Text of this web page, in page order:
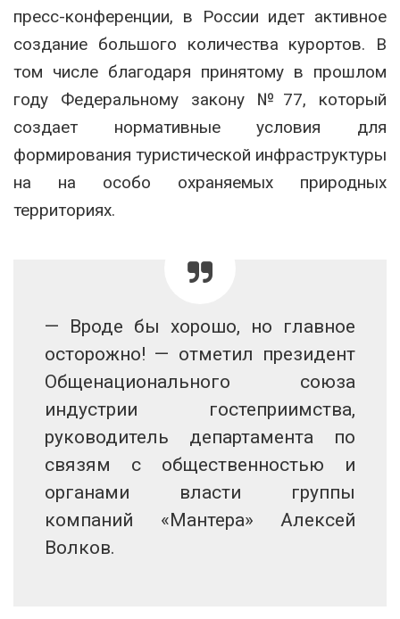
пресс-конференции, в России идет активное
создание большого количества курортов. В
том числе благодаря принятому в прошлом
году Федеральному закону №77, который
создает нормативные условия для
формирования туристической инфраструктуры
на на особо охраняемых природных
территориях.
— Вроде бы хорошо, но главное
осторожно! — отметил президент
Общенационального союза
индустрии гостеприимства,
руководитель департамента по
связям с общественностью и
органами власти группы
компаний «Мантера» Алексей
Волков.